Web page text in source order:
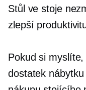
Stůl ve stoje
zlepší
Pokud si
dostatek